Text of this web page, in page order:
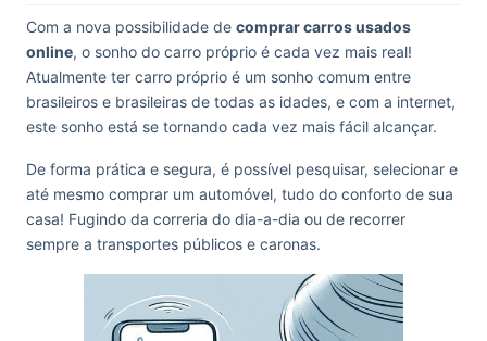
Com a nova possibilidade de comprar carros usados
online, o sonho do carro próprio é cada vez mais real!
Atualmente ter carro próprio é um sonho comum entre
brasileiros e brasileiras de todas as idades, e com a internet,
este sonho está se tornando cada vez mais fácil alcançar.
De forma prática e segura, é possível pesquisar, selecionar e
até mesmo comprar um automóvel, tudo do conforto de sua
casa! Fugindo da correria do dia-a-dia ou de recorrer
sempre a transportes públicos e caronas.